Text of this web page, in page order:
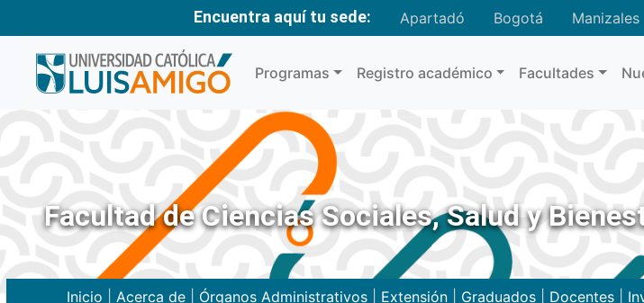
Encuentra aquí tu sede: Apartadó Bogotá Manizales
Programas Registro académico Facultades
Facultad de Ciencias Sociales, Salud y
Inicio Acerca de| Órganos Administrativos| Extensión| Graduados| Docentes|